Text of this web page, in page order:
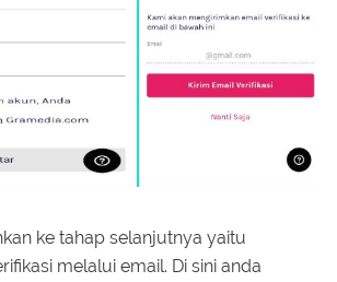
ke tahap selanjutnya yaitu
melalui email. Di sini anda